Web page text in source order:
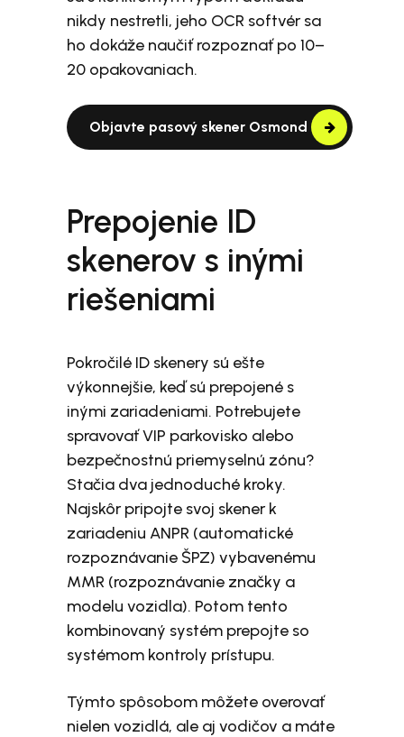
nikdy nestretli, jeho OCR softvér sa
ho dokáže naučiť rozpoznať po 10–
20 opakovaniach.
Objavte pasový skener Osmond
Prepojenie ID
skenerov s inými
riešeniami
Pokročilé ID skenery sú ešte
výkonnejšie, keď sú prepojené s
inými zariadeniami. Potrebujete
spravovať VIP parkovisko alebo
bezpečnostnú priemyselnú zónu?
Stačia dva jednoduché kroky.
Najskôr pripojte svoj skener k
zariadeniu ANPR (automatické
rozpoznávanie ŠPZ) vybavenému
MMR (rozpoznávanie značky a
modelu vozidla). Potom tento
kombinovaný systém prepojte so
systémom kontroly prístupu.
Týmto spôsobom môžete overovať
nielen vozidlá, ale aj vodičov a máte